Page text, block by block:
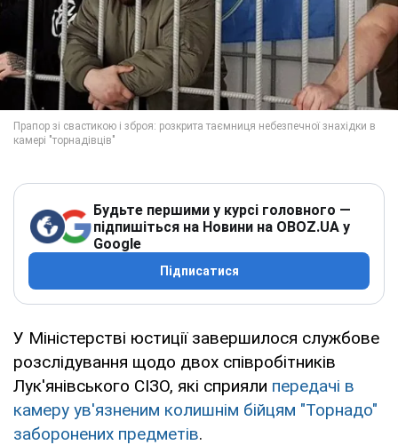
Будьте першими у курсі головного —
підпишіться на Новини на OBOZ.UA у
Google
Підписатися
У Міністерстві юстиції завершилося службове
розслідування щодо двох співробітників
Лук'янівського СІЗО, які сприяли передачі в
камеру ув'язненим колишнім бійцям "Торнадо"
заборонених предметів.